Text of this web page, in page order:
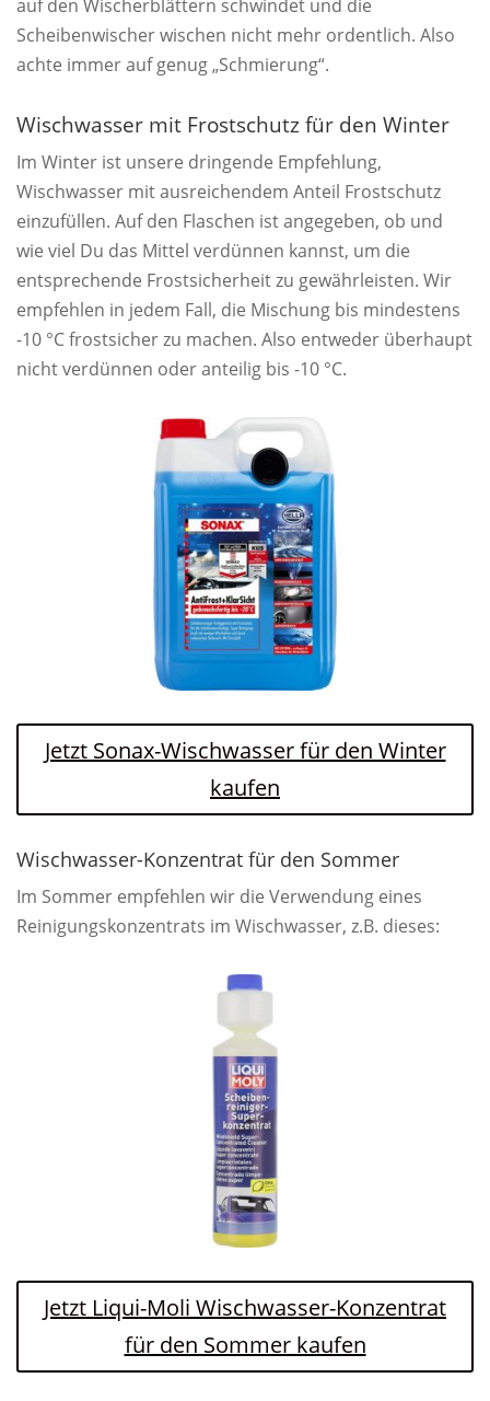
auf den Wischerblättern schwindet und die
Scheibenwischer wischen nicht mehr ordentlich. Also
achte immer auf genug „Schmierung“.
Wischwasser mit Frostschutz für den Winter
Im Winter ist unsere dringende Empfehlung,
Wischwasser mit ausreichendem Anteil Frostschutz
einzufüllen. Auf den Flaschen ist angegeben, ob und
wie viel Du das Mittel verdünnen kannst, um die
entsprechende Frostsicherheit zu gewährleisten. Wir
empfehlen in jedem Fall, die Mischung bis mindestens
-10 °C frostsicher zu machen. Also entweder überhaupt
nicht verdünnen oder anteilig bis -10 °C.
Jetzt Sonax-Wischwasser für den Winter
kaufen
Wischwasser-Konzentrat für den Sommer
Im Sommer empfehlen wir die Verwendung eines
Reinigungskonzentrats im Wischwasser, z.B. dieses:
Jetzt Liqui-Moli Wischwasser-Konzentrat
für den Sommer kaufen